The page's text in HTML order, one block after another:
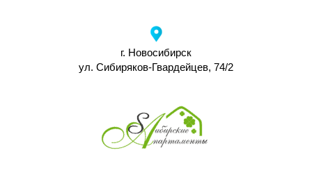
г. Новосибирск
ул. Сибиряков-Гвардейцев, 74/2